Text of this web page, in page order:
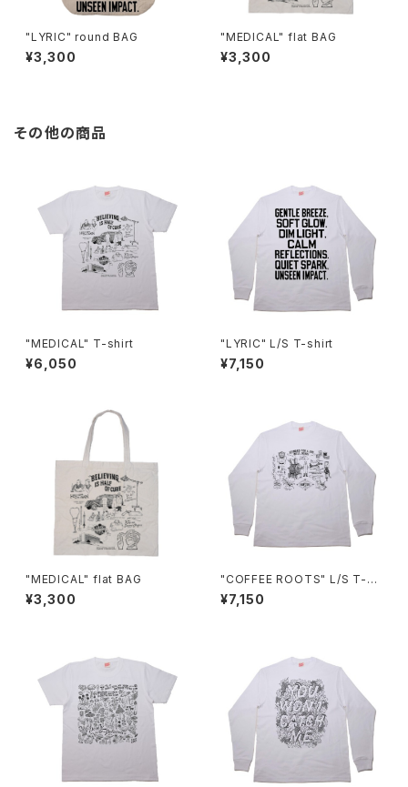
"LYRIC" round BAG
¥3,300
"MEDICAL" flat BAG
¥3,300
その他の商品
"MEDICAL" T-shirt
¥6,050
"LYRIC" L/S T-shirt
¥7,150
"MEDICAL" flat BAG
¥3,300
"COFFEE ROOTS" L/S T-sh
irt
¥7,150